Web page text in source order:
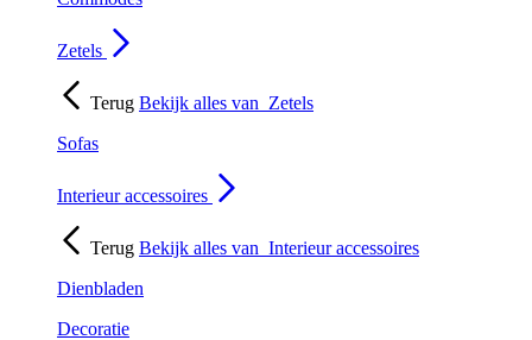
Zetels
Terug Bekijk alles van Zetels
Sofas
Interieur accessoires
Terug Bekijk alles van Interieur accessoires
Dienbladen
Decoratie